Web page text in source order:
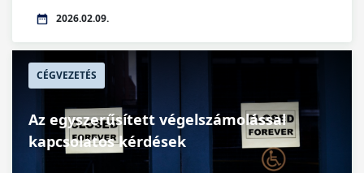
2026.02.09.
CÉGVEZETÉS
Az egyszerűsített végelszámolással
kapcsolatos kérdések